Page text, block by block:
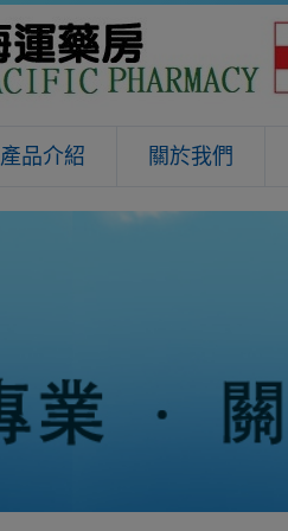
產品介紹 關於我們